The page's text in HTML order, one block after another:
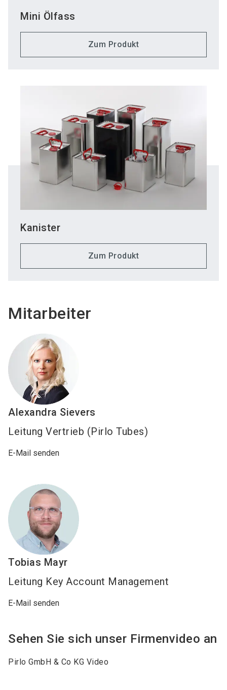
Mini Ölfass
Zum Produkt
Kanister
Zum Produkt
Mitarbeiter
Alexandra Sievers
Leitung Vertrieb (Pirlo Tubes)
E-Mail senden
Tobias Mayr
Leitung Key Account Management
E-Mail senden
Sehen Sie sich unser Firmenvideo an
Pirlo GmbH & Co KG Video